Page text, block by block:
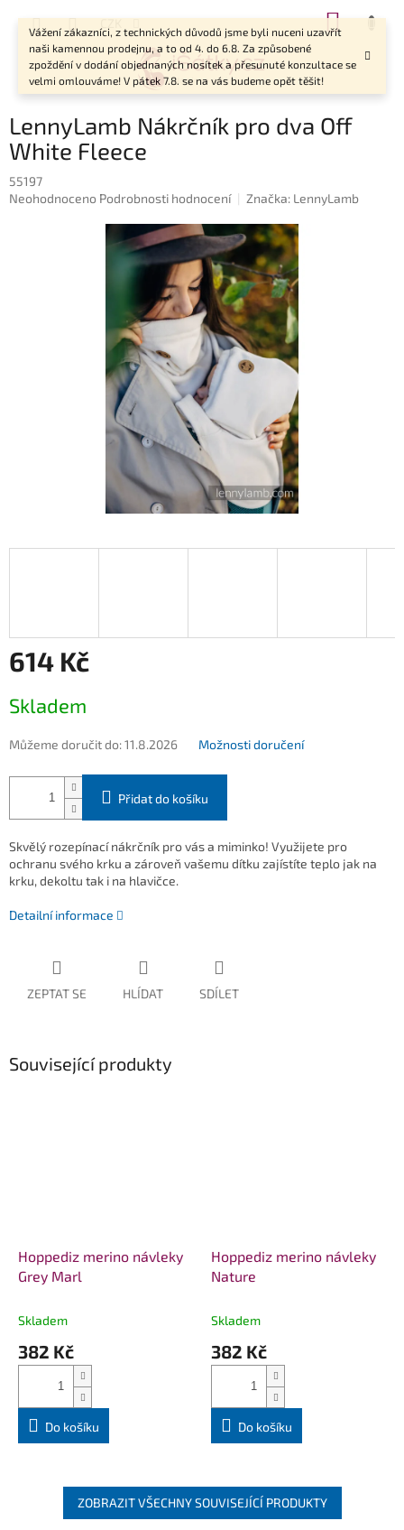
Vážení zákazníci, z technických důvodů jsme byli nuceni uzavřít
naši kamennou prodejnu, a to od 4. do 6.8. Za způsobené
zpoždění v dodání objednaných nosítek a přesunuté konzultace se
velmi omlouváme! V pátek 7.8. se na vás budeme opět těšit!
CZK
LennyLamb Nákrčník pro dva Off
White Fleece
55197
Průměrné
Neohodnoceno Podrobnosti hodnocení Značka: LennyLamb
614 Kč
cena:
Skladem
Můžeme doručit do:11.8.2026 Možnosti doručení
Přidat do košíku
Skvělý rozepínací nákrčník pro vás a miminko! Využijete pro
ochranu svého krku a zároveň vašemu dítku zajístíte teplo jak na
krku, dekoltu tak i na hlavičce.
Detailní informace
ZEPTAT SE HLÍDAT SDÍLET
Související produkty
Hoppediz merino návleky
Grey Marl
Skladem
382 Kč
Do košíku
Hoppediz merino návleky
Nature
Skladem
382 Kč
Do košíku
ZOBRAZIT VŠECHNY SOUVISEJÍCÍ PRODUKTY